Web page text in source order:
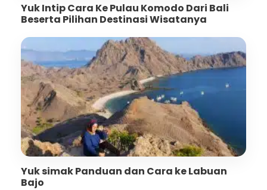
Yuk Intip Cara Ke Pulau Komodo Dari Bali
Beserta Pilihan Destinasi Wisatanya
Yuk simak Panduan dan Cara ke Labuan
Bajo